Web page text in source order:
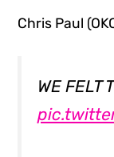
Chris Paul
WE FELT